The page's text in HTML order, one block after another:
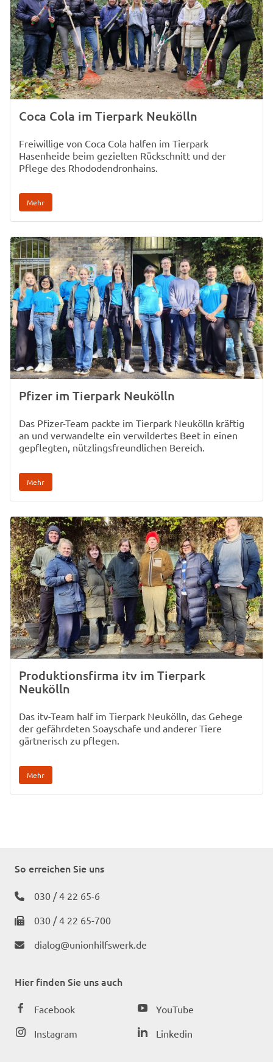
Coca Cola im Tierpark Neukölln
Freiwillige von Coca Cola halfen im Tierpark
Hasenheide beim gezielten Rückschnitt und der
Pflege des Rhododendronhains.
Mehr
Pfizer im Tierpark Neukölln
Das Pfizer-Team packte im Tierpark Neukölln kräftig
an und verwandelte ein verwildertes Beet in einen
gepflegten, nützlingsfreundlichen Bereich.
Mehr
Produktionsfirma itv im Tierpark
Neukölln
Das itv-Team half im Tierpark Neukölln, das Gehege
der gefährdeten Soayschafe und anderer Tiere
gärtnerisch zu pflegen.
Mehr
So erreichen Sie uns
030 / 4 22 65-6
030 / 4 22 65-700
dialog@unionhilfswerk.de
Hier finden Sie uns auch
Facebook
Instagram
YouTube
Linkedin